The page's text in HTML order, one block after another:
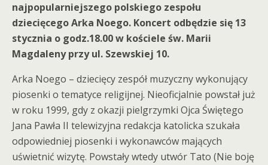
najpopularniejszego polskiego zespołu
dziecięcego Arka Noego. Koncert odbędzie się 13
stycznia o godz.18.00 w kościele św. Marii
Magdaleny przy ul. Szewskiej 10.
Arka Noego – dziecięcy zespół muzyczny wykonujący
piosenki o tematyce religijnej. Nieoficjalnie powstał już
w roku 1999, gdy z okazji pielgrzymki Ojca Świętego
Jana Pawła II telewizyjna redakcja katolicka szukała
odpowiedniej piosenki i wykonawców mających
uświetnić wizytę. Powstały wtedy utwór Tato (Nie boję